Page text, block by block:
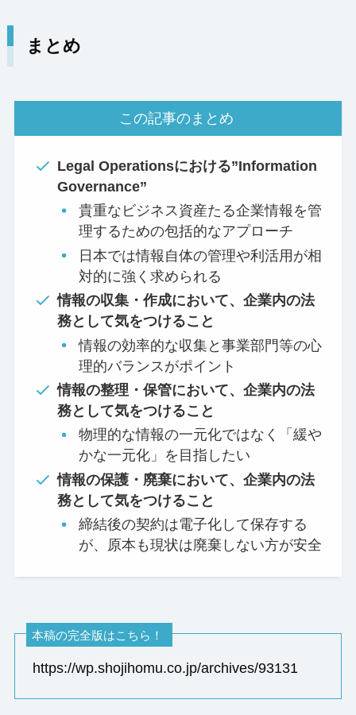
まとめ
この記事のまとめ
Legal Operationsにおける”Information
Governance”
貴重なビジネス資産たる企業情報を管
理するための包括的なアプローチ
日本では情報自体の管理や利活用が相
対的に強く求められる
情報の収集・作成において、企業内の法
務として気をつけること
情報の効率的な収集と事業部門等の心
理的バランスがポイント
情報の整理・保管において、企業内の法
務として気をつけること
物理的な情報の一元化ではなく「緩や
かな一元化」を目指したい
情報の保護・廃棄において、企業内の法
務として気をつけること
締結後の契約は電子化して保存する
が、原本も現状は廃棄しない方が安全
本稿の完全版はこちら！
https://wp.shojihomu.co.jp/archives/93131